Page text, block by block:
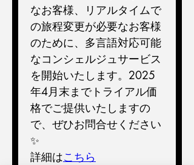
なお客様、リアルタイムで
の旅程変更が必要なお客様
のために、多言語対応可能
なコンシェルジュサービス
を開始いたします。2025
年4月末までトライアル価
格でご提供いたしますの
で、ぜひお問合せください
✨
詳細はこちら